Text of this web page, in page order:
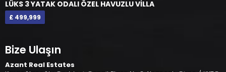
LÜKS 3 YATAK ODALI ÖZEL HAVUZLU VİLLA
£ 499,999
Bize Ulaşın
Azant Real Estates